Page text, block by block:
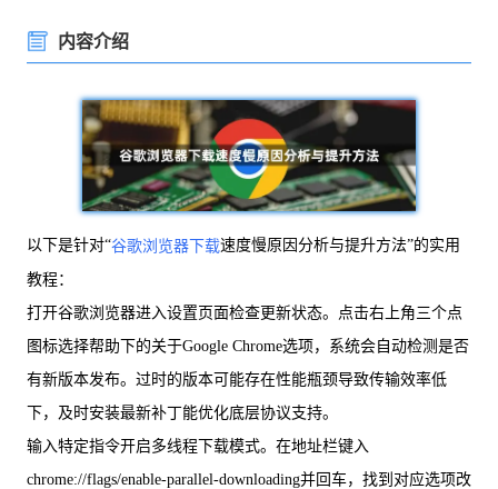
内容介绍
以下是针对“谷歌浏览器下载速度慢原因分析与提升方法”的实用
教程：
打开谷歌浏览器进入设置页面检查更新状态。点击右上角三个点
图标选择帮助下的关于Google Chrome选项，系统会自动检测是否
有新版本发布。过时的版本可能存在性能瓶颈导致传输效率低
下，及时安装最新补丁能优化底层协议支持。
输入特定指令开启多线程下载模式。在地址栏键入
chrome://flags/enable-parallel-downloading并回车，找到对应选项改